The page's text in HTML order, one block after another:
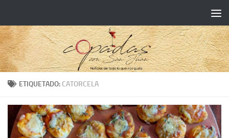
ETIQUETADO: CATORCELA